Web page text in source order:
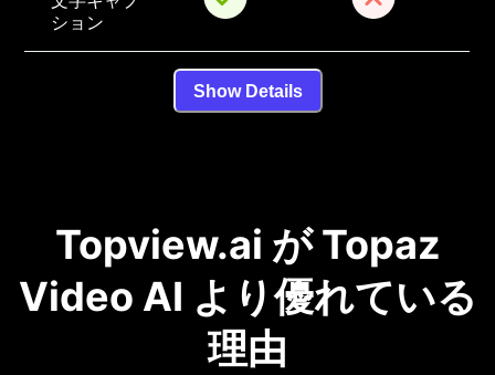
ション
Show Details
Topview.ai が Topaz
Video AI より優れている
理由